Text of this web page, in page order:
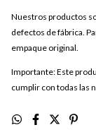
Nuestros productos
defectos de fábrica.
empaque original.
Importante: Este
cumplir con todas las